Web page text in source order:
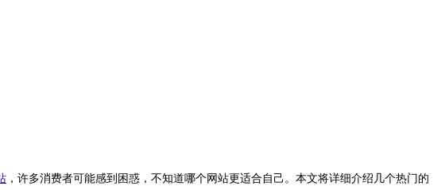
，许多消费者可能感到困惑，不知道哪个网站更适合自己。本文将详细介绍几个热门的